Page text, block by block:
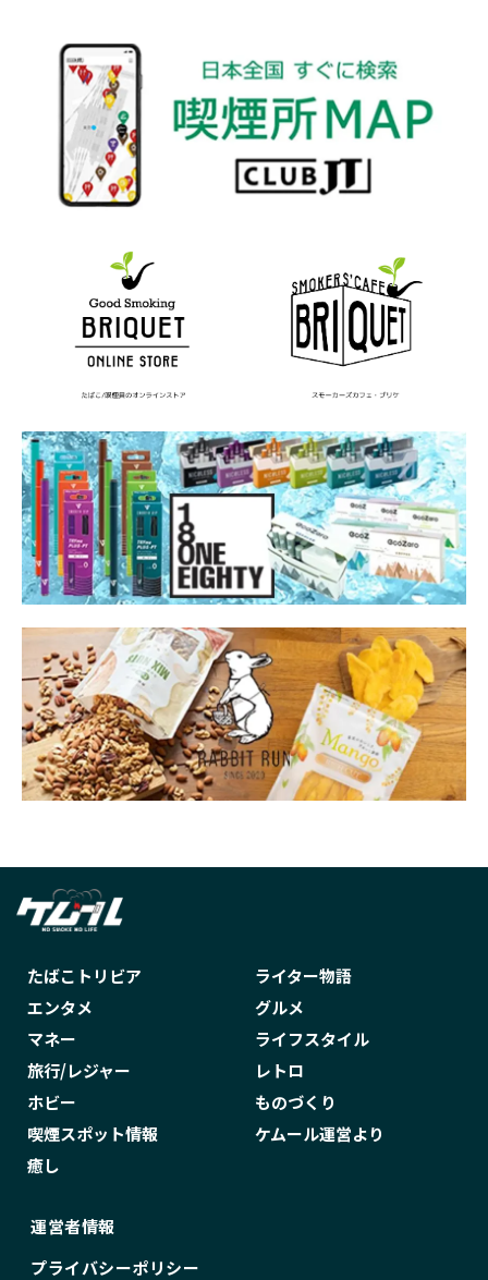
たばこトリビア
ライター物語
エンタメ
グルメ
マネー
ライフスタイル
旅行/レジャー
レトロ
ホビー
ものづくり
喫煙スポット情報
ケムール運営より
癒し
運営者情報
プライバシーポリシー